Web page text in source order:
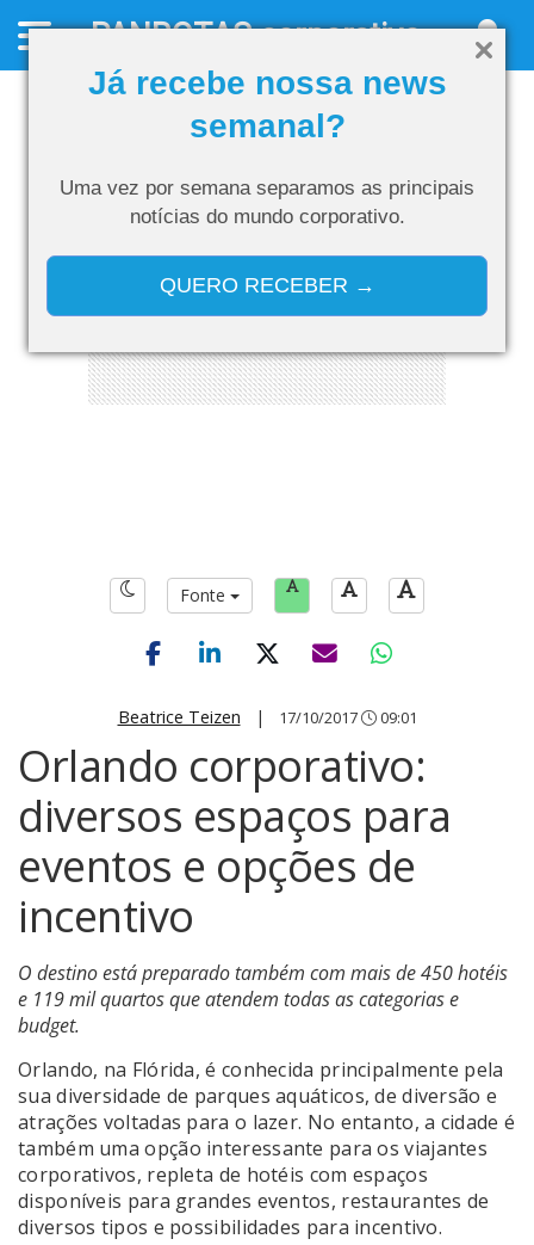
Já recebe nossa news
semanal?
Uma vez por semana separamos as principais
notícias do mundo corporativo.
QUERO RECEBER →
PANROTAScorporativo
Fonte
Beatrice Teizen | 17/10/2017 09:01
Orlando corporativo:
diversos espaços para
eventos e opções de
incentivo
O destino está preparado também com mais de 450 hotéis
e 119 mil quartos que atendem todas as categorias e
budget.
Orlando, na Flórida, é conhecida principalmente pela
sua diversidade de parques aquáticos, de diversão e
atrações voltadas para o lazer. No entanto, a cidade é
também uma opção interessante para os viajantes
corporativos, repleta de hotéis com espaços
disponíveis para grandes eventos, restaurantes de
diversos tipos e possibilidades para incentivo.